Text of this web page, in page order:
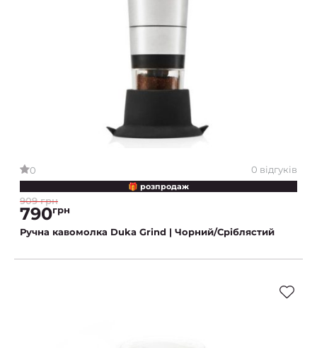
0 0 відгуків
🎁 розпродаж
909 грн
790грн
Ручна кавомолка Duka Grind | Чорний/Сріблястий